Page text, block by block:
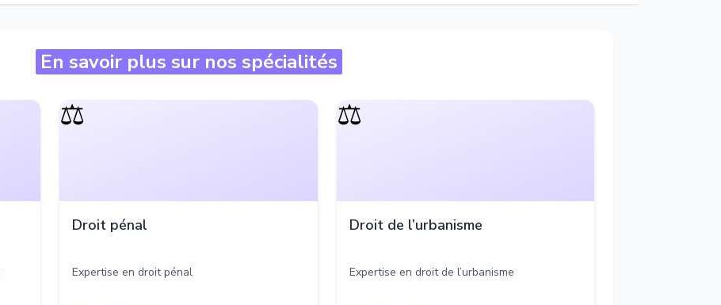
En savoir plus sur nos spécialités
⚖️
Droit pénal
Expertise en droit pénal
⚖️
Droit de l’urbanisme
Expertise en droit de l’urbanisme